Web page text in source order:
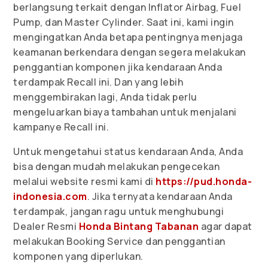
berlangsung terkait dengan Inflator Airbag, Fuel
Pump, dan Master Cylinder. Saat ini, kami ingin
mengingatkan Anda betapa pentingnya menjaga
keamanan berkendara dengan segera melakukan
penggantian komponen jika kendaraan Anda
terdampak Recall ini. Dan yang lebih
menggembirakan lagi, Anda tidak perlu
mengeluarkan biaya tambahan untuk menjalani
kampanye Recall ini.
Untuk mengetahui status kendaraan Anda, Anda
bisa dengan mudah melakukan pengecekan
melalui website resmi kami di https://pud.honda-
indonesia.com. Jika ternyata kendaraan Anda
terdampak, jangan ragu untuk menghubungi
Dealer Resmi Honda Bintang Tabanan agar dapat
melakukan Booking Service dan penggantian
komponen yang diperlukan.